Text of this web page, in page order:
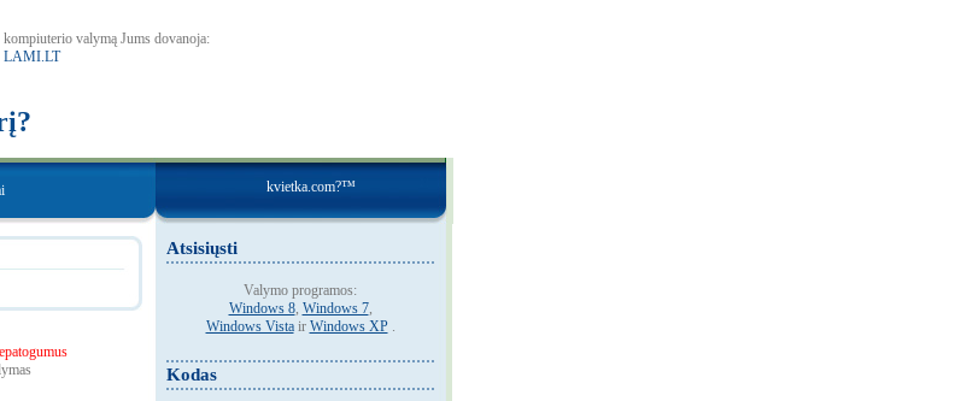
kompiuterio valymą Jums dovanoja:
LAMI.LT
kvietka.com?™
Atsisiųsti
Valymo programos:
Windows 8, Windows 7,
Windows Vistair Windows XP .
Kodas